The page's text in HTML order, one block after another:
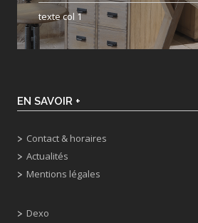
texte col 1
EN SAVOIR +
Contact & horaires
Actualités
Mentions légales
Dexo